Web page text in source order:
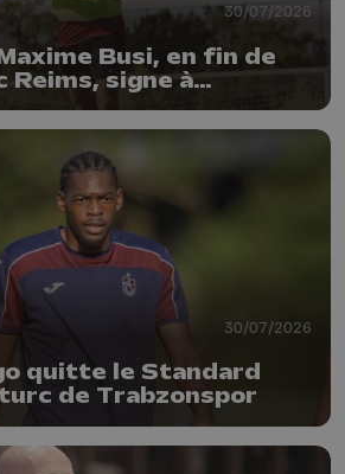
30/07/2026
Busi, en fin de
Reims, signe à
30/07/2026
quitte le Standard
de Trabzonspor